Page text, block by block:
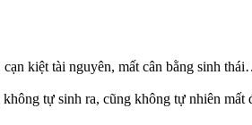
kiệt tài nguyên, mất cân bằng sinh
tự sinh ra, cũng không tự nhiên mất